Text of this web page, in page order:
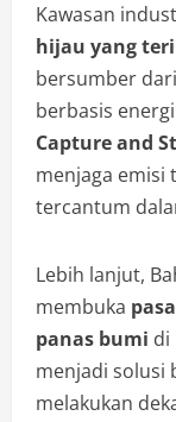
Kawasan
hijau yang
bersumber
berbasis
Capture and
menjaga
tercantum
Lebih lanjut,
membuka
panas bumi di
menjadi solusi
melakukan